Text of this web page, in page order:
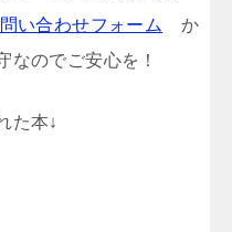
い合わせフォーム
か
なのでご安心を！
た本↓